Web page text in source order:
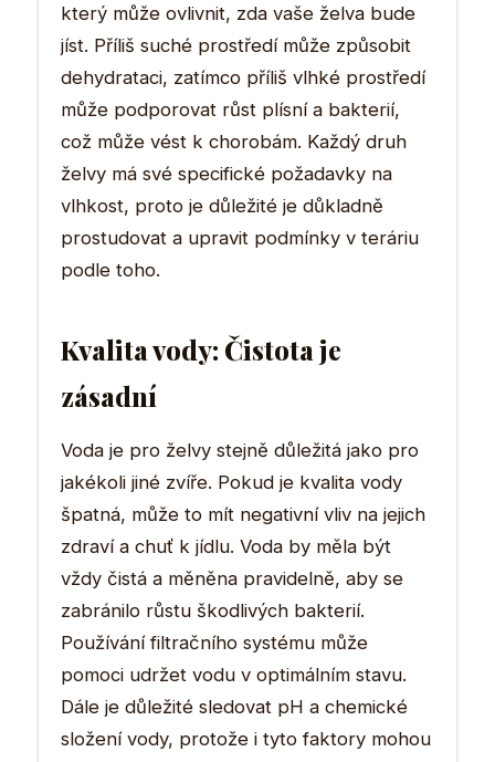
který může ovlivnit, zda vaše želva bude
jíst. Příliš suché prostředí může způsobit
dehydrataci, zatímco příliš vlhké prostředí
může podporovat růst plísní a bakterií,
což může vést k chorobám. Každý druh
želvy má své specifické požadavky na
vlhkost, proto je důležité je důkladně
prostudovat a upravit podmínky v teráriu
podle toho.
Kvalita vody: Čistota je
zásadní
Voda je pro želvy stejně důležitá jako pro
jakékoli jiné zvíře. Pokud je kvalita vody
špatná, může to mít negativní vliv na jejich
zdraví a chuť k jídlu. Voda by měla být
vždy čistá a měněna pravidelně, aby se
zabránilo růstu škodlivých bakterií.
Používání filtračního systému může
pomoci udržet vodu v optimálním stavu.
Dále je důležité sledovat pH a chemické
složení vody, protože i tyto faktory mohou